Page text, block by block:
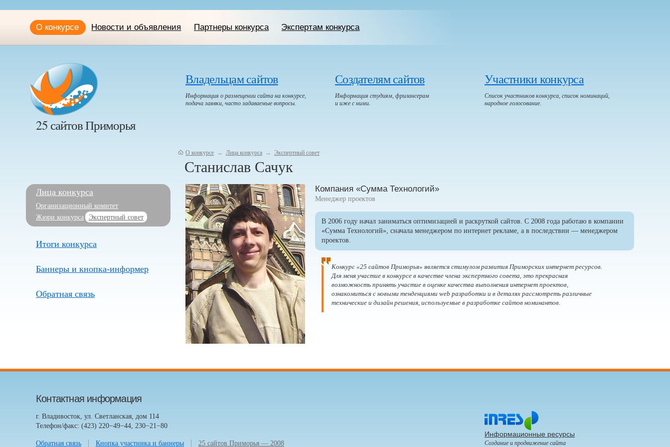
О конкурсе Новости и объявления Партнеры конкурса Экспертам конкурса
25 сайтов Приморья
Владельцам сайтов
Информация о размещении сайта на конкурсе,
подача заявки, часто задаваемые вопросы.
Создателям сайтов
Информация студиям, фрилансерам
и иже с ними.
Участники конкурса
Список участников конкурса, список номинаций,
народное голосование.
О конкурсе → Лица конкурса → Экспертный совет
Станислав Сачук
Лица конкурса
Организационный комитет
Жюри конкурса
Экспертный совет
Итоги конкурса
Баннеры и кнопка-информер
Обратная связь
Компания «Сумма Технологий»
Менеджер проектов
В 2006 году начал заниматься оптимизацией и раскруткой сайтов. С 2008 года работаю в компании
«Сумма Технологий», сначала менеджером по интернет рекламе, а в последствии — менеджером
проектов.
Конкурс «25 сайтов Приморья» является стимулом развития Приморских интернет ресурсов.
Для меня участие в конкурсе в качестве члена экспертного совета, это прекрасная
возможность принять участие в оценке качества выполнения интернет проектов,
ознакомиться с новыми тенденциями web разработки и в деталях рассмотреть различные
технические и дизайн решения, используемые в разработке сайтов номинантов.
Контактная информация
г. Владивосток, ул. Светланская, дом 114
Телефон/факс: (423) 220−49−44, 230−21−80
Обратная связь Кнопка участника и баннеры 25 сайтов Приморья — 2008
Информационные ресурсы
Создание и продвижение сайта